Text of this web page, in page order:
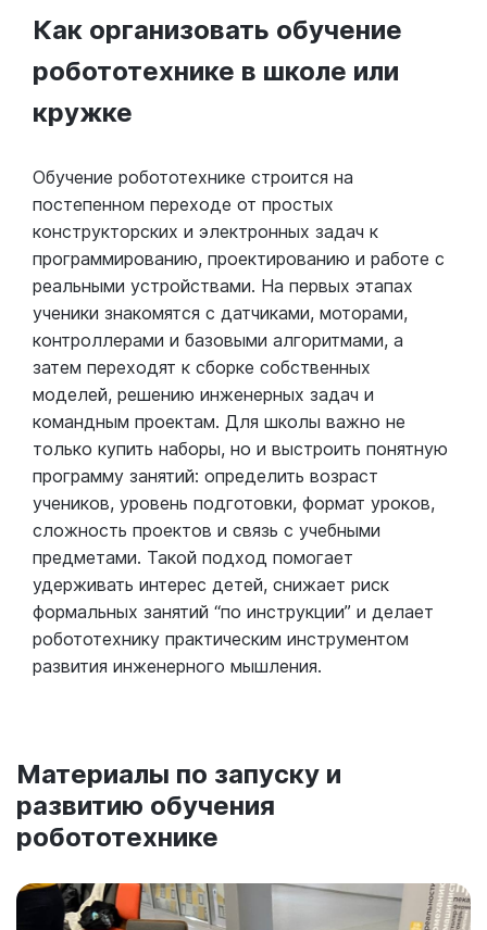
Как организовать обучение
робототехнике в школе или
кружке
Обучение робототехнике строится на
постепенном переходе от простых
конструкторских и электронных задач к
программированию, проектированию и работе с
реальными устройствами. На первых этапах
ученики знакомятся с датчиками, моторами,
контроллерами и базовыми алгоритмами, а
затем переходят к сборке собственных
моделей, решению инженерных задач и
командным проектам. Для школы важно не
только купить наборы, но и выстроить понятную
программу занятий: определить возраст
учеников, уровень подготовки, формат уроков,
сложность проектов и связь с учебными
предметами. Такой подход помогает
удерживать интерес детей, снижает риск
формальных занятий “по инструкции” и делает
робототехнику практическим инструментом
развития инженерного мышления.
Материалы по запуску и
развитию обучения
робототехнике